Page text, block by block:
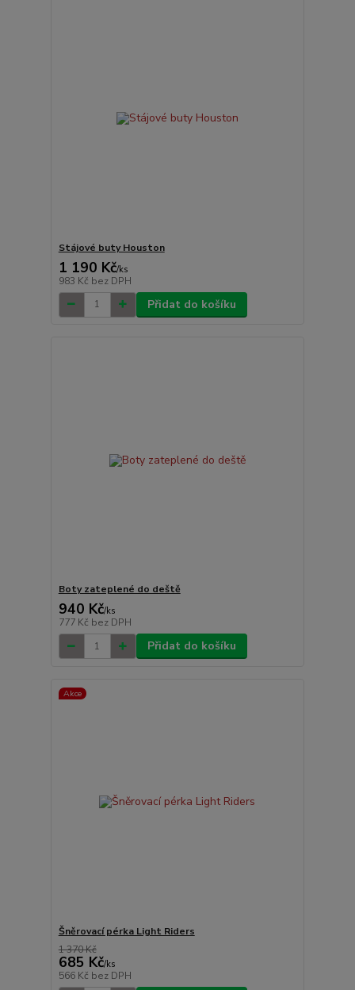
Stájové buty Houston
1 190 Kč/ks
983 Kč bez DPH
Přidat do košíku
Boty zateplené do deště
940 Kč/ks
777 Kč bez DPH
Přidat do košíku
Akce
Šněrovací pérka Light Riders
1 370 Kč
685 Kč/ks
566 Kč bez DPH